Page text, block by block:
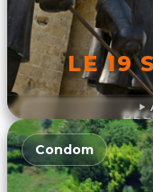
LE 19
Condom